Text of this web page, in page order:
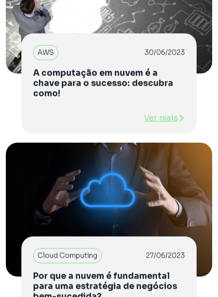
AWS 30/06/2023
A computação em nuvem é a
chave para o sucesso: descubra
como!
Ver mais
Cloud Computing 27/06/2023
Por que a nuvem é fundamental
para uma estratégia de negócios